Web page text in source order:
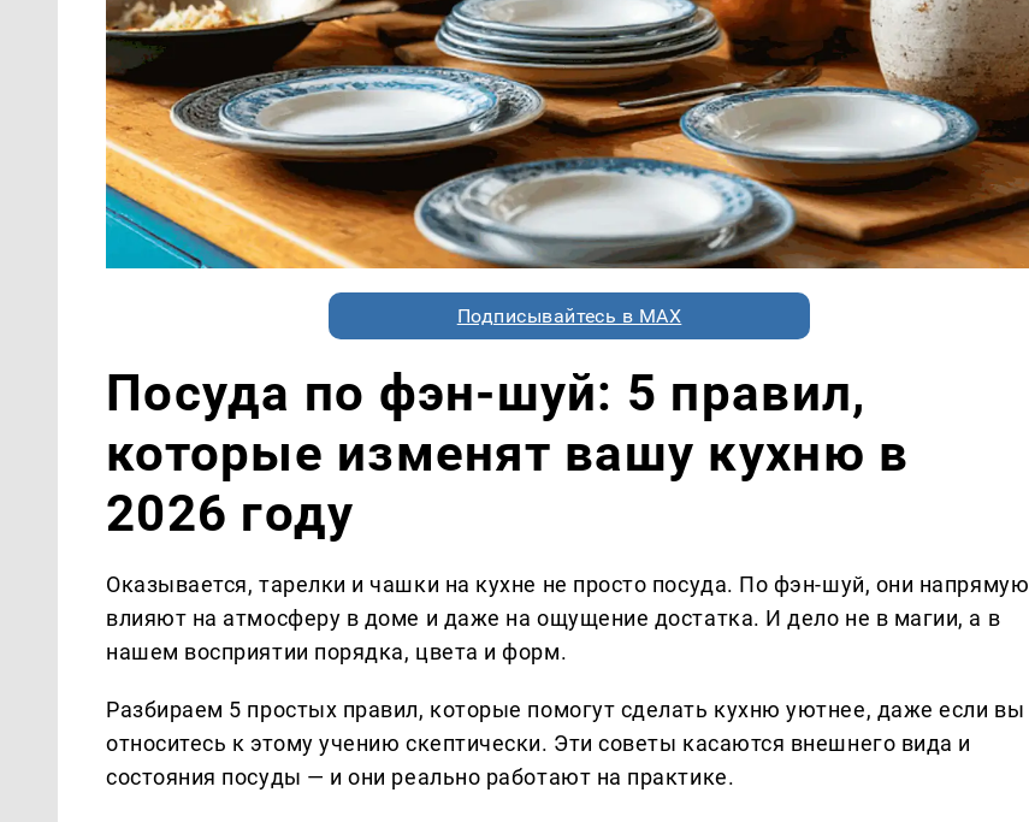
Подписывайтесь в MAX
Посуда по фэн-шуй: 5 правил,
которые изменят вашу кухню в
2026 году
Оказывается, тарелки и чашки на кухне не просто посуда. По фэн-шуй, они напрямую
влияют на атмосферу в доме и даже на ощущение достатка. И дело не в магии, а в
нашем восприятии порядка, цвета и форм.
Разбираем 5 простых правил, которые помогут сделать кухню уютнее, даже если вы
относитесь к этому учению скептически. Эти советы касаются внешнего вида и
состояния посуды — и они реально работают на практике.